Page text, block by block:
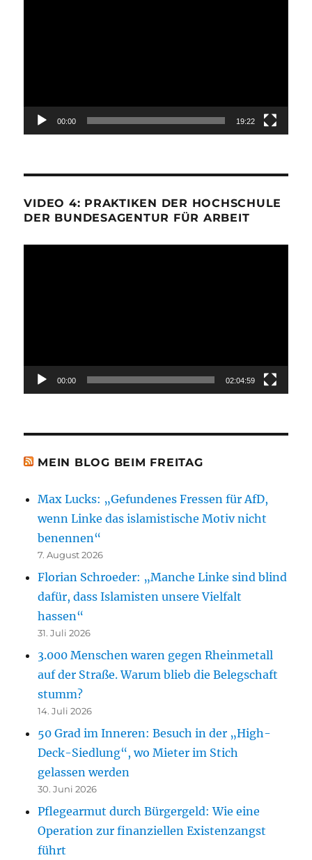
00:00 19:22
VIDEO 4: PRAKTIKEN DER HOCHSCHULE
DER BUNDESAGENTUR FÜR ARBEIT
00:00 02:04:59
MEIN BLOG BEIM FREITAG
Max Lucks: „Gefundenes Fressen für AfD,
wenn Linke das islamistische Motiv nicht
benennen“
7. August 2026
Florian Schroeder: „Manche Linke sind blind
dafür, dass Islamisten unsere Vielfalt
hassen“
31. Juli 2026
3.000 Menschen waren gegen Rheinmetall
auf der Straße. Warum blieb die Belegschaft
stumm?
14. Juli 2026
50 Grad im Inneren: Besuch in der „High-
Deck-Siedlung“, wo Mieter im Stich
gelassen werden
30. Juni 2026
Pflegearmut durch Bürgergeld: Wie eine
Operation zur finanziellen Existenzangst
führt